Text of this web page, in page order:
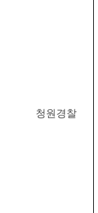
청원경찰